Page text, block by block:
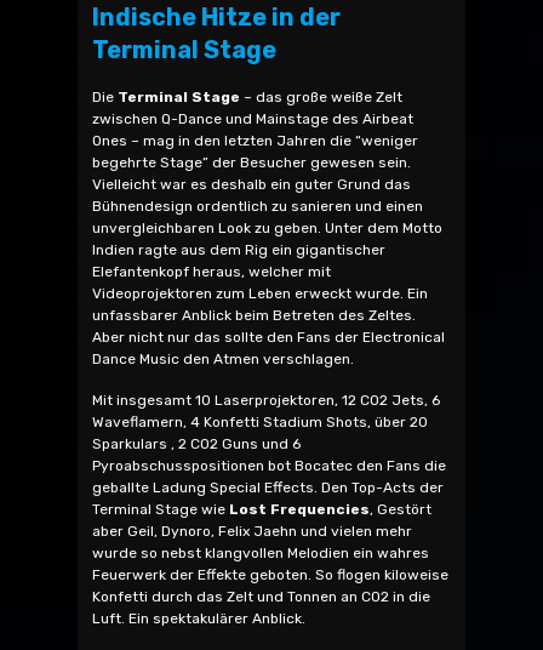
Indische Hitze in der
Terminal Stage
Die Terminal Stage – das große weiße Zelt
zwischen Q-Dance und Mainstage des Airbeat
Ones – mag in den letzten Jahren die “weniger
begehrte Stage” der Besucher gewesen sein.
Vielleicht war es deshalb ein guter Grund das
Bühnendesign ordentlich zu sanieren und einen
unvergleichbaren Look zu geben. Unter dem Motto
Indien ragte aus dem Rig ein gigantischer
Elefantenkopf heraus, welcher mit
Videoprojektoren zum Leben erweckt wurde. Ein
unfassbarer Anblick beim Betreten des Zeltes.
Aber nicht nur das sollte den Fans der Electronical
Dance Music den Atmen verschlagen.
Mit insgesamt 10 Laserprojektoren, 12 CO2 Jets, 6
Waveflamern, 4 Konfetti Stadium Shots, über 20
Sparkulars , 2 CO2 Guns und 6
Pyroabschusspositionen bot Bocatec den Fans die
geballte Ladung Special Effects. Den Top-Acts der
Terminal Stage wie Lost Frequencies, Gestört
aber Geil, Dynoro, Felix Jaehn und vielen mehr
wurde so nebst klangvollen Melodien ein wahres
Feuerwerk der Effekte geboten. So flogen kiloweise
Konfetti durch das Zelt und Tonnen an CO2 in die
Luft. Ein spektakulärer Anblick.